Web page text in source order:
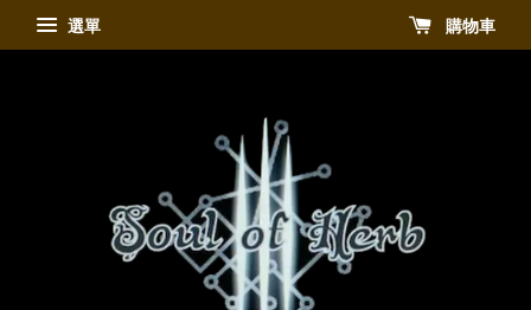
選單 購物車